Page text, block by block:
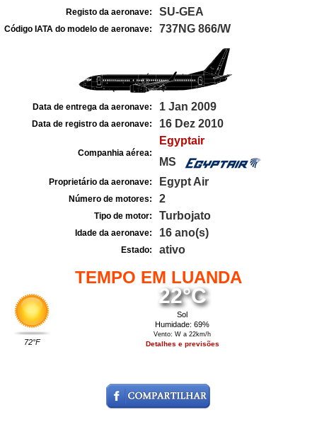
Registo da aeronave: SU-GEA
Código IATA do modelo de aeronave: 737NG 866/W
Data de entrega da aeronave: 1 Jan 2009
Data de registro da aeronave: 16 Dez 2010
Companhia aérea:
Egyptair
MS
Proprietário da aeronave: Egypt Air
Número de motores: 2
Tipo de motor: Turbojato
Idade da aeronave: 16 ano(s)
Estado: ativo
TEMPO EM LUANDA
72°F
22°C
Sol
Humidade: 69%
Vento: W a 22km/h
Detalhes e previsões